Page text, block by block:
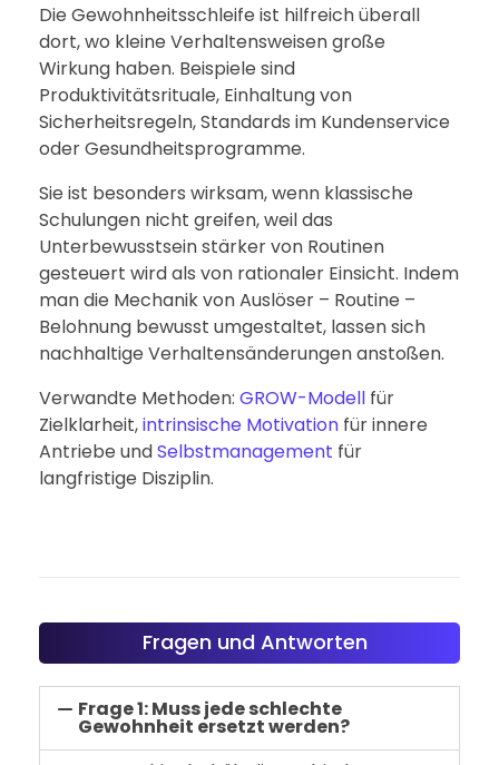
Die Gewohnheitsschleife ist hilfreich überall
dort, wo kleine Verhaltensweisen große
Wirkung haben. Beispiele sind
Produktivitätsrituale, Einhaltung von
Sicherheitsregeln, Standards im Kundenservice
oder Gesundheitsprogramme.
Sie ist besonders wirksam, wenn klassische
Schulungen nicht greifen, weil das
Unterbewusstsein stärker von Routinen
gesteuert wird als von rationaler Einsicht. Indem
man die Mechanik von Auslöser – Routine –
Belohnung bewusst umgestaltet, lassen sich
nachhaltige Verhaltensänderungen anstoßen.
Verwandte Methoden: GROW-Modell für
Zielklarheit,intrinsische Motivation für innere
Antriebe undSelbstmanagement für
langfristige Disziplin.
Fragen und Antworten
Frage 1: Muss jede schlechte
Gewohnheit ersetzt werden?